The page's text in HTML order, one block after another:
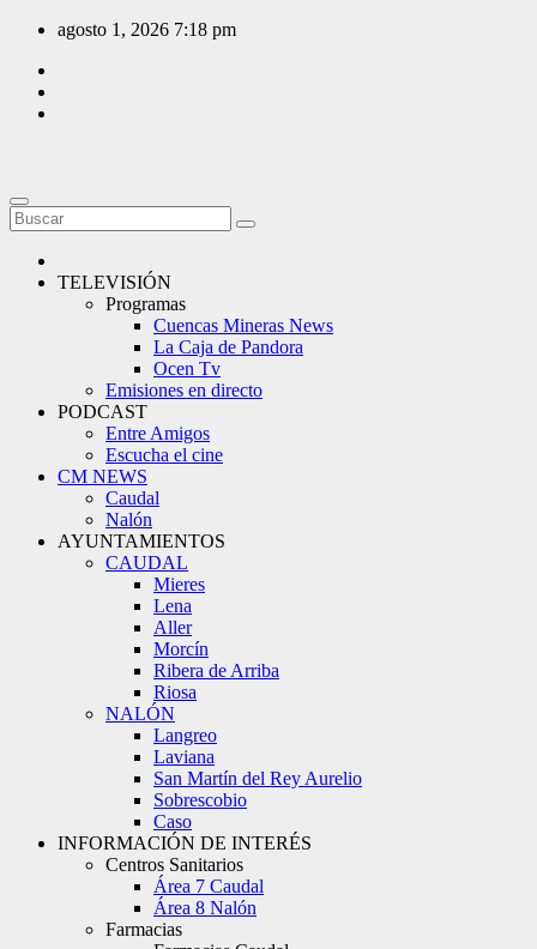
Saltar
contenido
agosto 1, 2026 7:18 pm
TELEVISIÓN
Programas
Cuencas Mineras News
La Caja de Pandora
Ocen Tv
Emisiones en directo
PODCAST
Entre Amigos
Escucha el cine
CM NEWS
Caudal
Nalón
AYUNTAMIENTOS
CAUDAL
Mieres
Lena
Aller
Morcín
Ribera de Arriba
Riosa
NALÓN
Langreo
Laviana
San Martín del Rey Aurelio
Sobrescobio
Caso
INFORMACIÓN DE INTERÉS
Centros Sanitarios
Área 7 Caudal
Área 8 Nalón
Farmacias